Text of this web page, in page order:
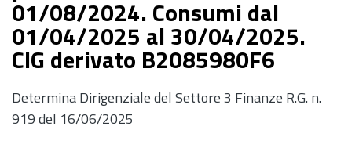
01/08/2024. Consumi dal
01/04/2025 al 30/04/2025.
CIG derivato B2085980F6
Determina Dirigenziale del Settore 3 Finanze R.G. n.
919 del 16/06/2025